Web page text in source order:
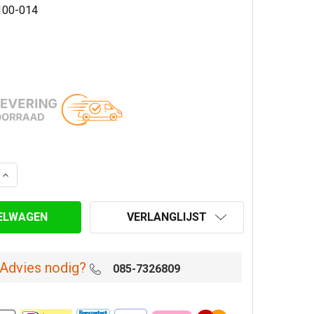
014
VAN MAT ZWART GEËMAILLEERD MUURBEUGEL
VERHOOG AANTAL VAN MAT ZWART GEËMAILLEERD
VERLANGLIJST
Advies nodig? 085-7326809